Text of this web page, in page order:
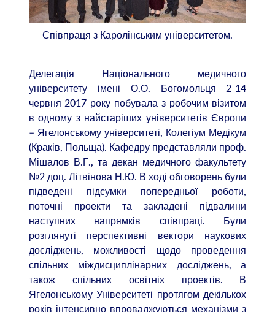
Співпраця з Каролінським університетом.
Делегація Національного медичного
університету імені О.О. Богомольця 2-14
червня 2017 року побувала з робочим візитом
в одному з найстаріших університетів Європи
– Ягелонському університеті, Колегіум Медікум
(Краків, Польща). Кафедру представляли проф.
Мішалов В.Г., та декан медичного факультету
№2 доц. Літвінова Н.Ю. В ході обговорень були
підведені підсумки попередньої роботи,
поточні проекти та закладені підвалини
наступних напрямків співпраці. Були
розглянуті перспективні вектори наукових
досліджень, можливості щодо проведення
спільних міждисциплінарних досліджень, а
також спільних освітніх проектів. В
Ягелонському Університеті протягом декількох
років інтенсивно впроваджуються механізми з